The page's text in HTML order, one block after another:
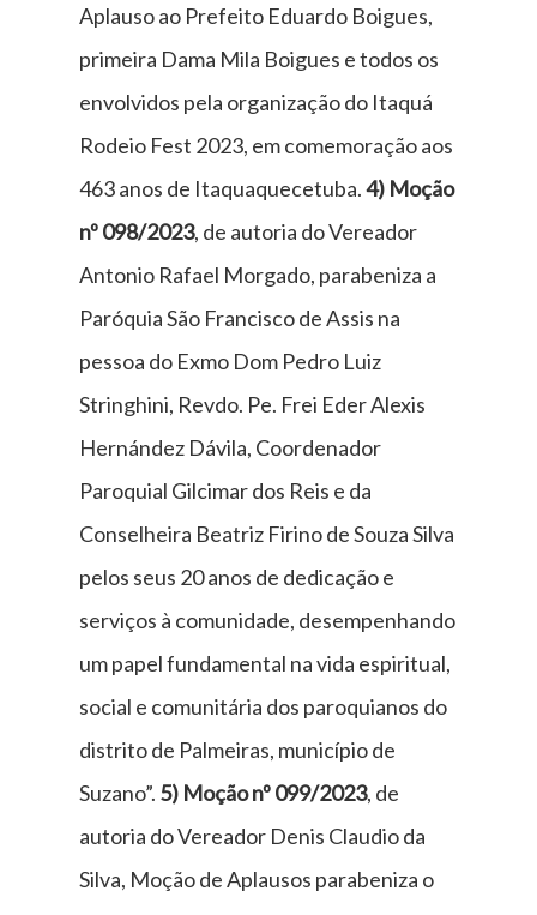
Aplauso ao Prefeito Eduardo Boigues,
primeira Dama Mila Boigues e todos os
envolvidos pela organização do Itaquá
Rodeio Fest 2023, em comemoração aos
463 anos de Itaquaquecetuba.4) Moção
nº 098/2023, de autoria do Vereador
Antonio Rafael Morgado, parabeniza a
Paróquia São Francisco de Assis na
pessoa do Exmo Dom Pedro Luiz
Stringhini, Revdo. Pe. Frei Eder Alexis
Hernández Dávila, Coordenador
Paroquial Gilcimar dos Reis e da
Conselheira Beatriz Firino de Souza Silva
pelos seus 20 anos de dedicação e
serviços à comunidade, desempenhando
um papel fundamental na vida espiritual,
social e comunitária dos paroquianos do
distrito de Palmeiras, município de
Suzano”. 5) Moção nº 099/2023, de
autoria do Vereador Denis Claudio da
Silva, Moção de Aplausos parabeniza o